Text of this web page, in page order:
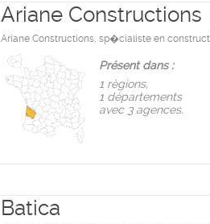
Ariane Constructions
Ariane Constructions, sp�cialiste en
Présent dans :
1 règions,
1 départements
avec 3 agences.
Batica